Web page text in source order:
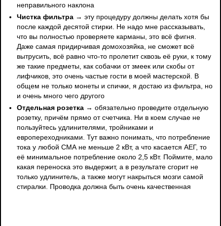
неправильного наклона
Чистка фильтра → эту процедуру должны делать хотя бы
после каждой десятой стирки. Не надо мне рассказывать,
что вы полностью проверяете карманы, это всё фигня.
Даже самая придирчивая домохозяйка, не сможет всё
вытрусить, всё равно что-то пролетит сквозь её руки, к тому
же такие предметы, как собачки от змеек или скобы от
лифчиков, это очень частые гости в моей мастерской. В
общем не только монеты и спички, я достаю из фильтра, но
и очень много чего другого
Отдельная розетка → обязательно проведите отдельную
розетку, причём прямо от счетчика. Ни в коем случае не
пользуйтесь удлинителями, тройниками и
европереходниками. Тут важно понимать, что потребление
тока у любой СМА не меньше 2 кВт, а что касается АЕГ, то
её минимальное потребление около 2,5 кВт. Поймите, мало
какая переноска это выдержит, а в результате сгорит не
только удлинитель, а также могут накрыться мозги самой
стиралки. Проводка должна быть очень качественная